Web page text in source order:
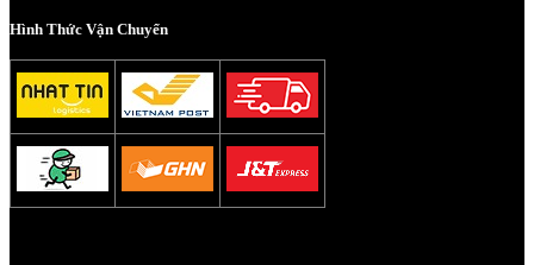
Hình Thức Vận Chuyển